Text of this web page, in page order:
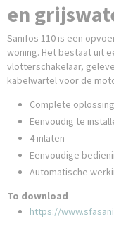
en
Sanifos 110 is een
woning. Het bestaat uit
vlotterschakelaar,
kabelwartel voor de
Complete oplossing
Eenvoudig te
4 inlaten
Eenvoudige
Automatische
To download
https://